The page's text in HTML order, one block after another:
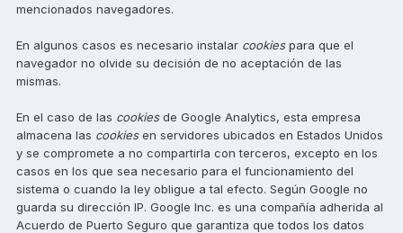
mencionados navegadores.
En algunos casos es necesario instalar cookiespara que el
navegador no olvide su decisión de no aceptación de las
mismas.
En el caso de las cookiesde Google Analytics, esta empresa
almacena las cookiesen servidores ubicados en Estados Unidos
y se compromete a no compartirla con terceros, excepto en los
casos en los que sea necesario para el funcionamiento del
sistema o cuando la ley obligue a tal efecto. Según Google no
guarda su dirección IP. Google Inc. es una compañía adherida al
Acuerdo de Puerto Seguro que garantiza que todos los datos